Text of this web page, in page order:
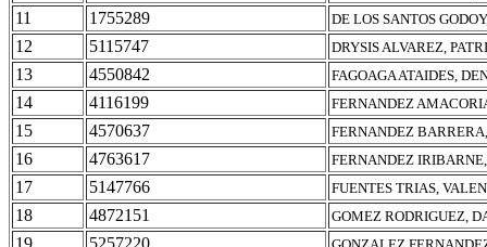
11 1755289 DE LOS SANTOS
12 5115747 DRYSIS ALVAREZ,
13 4550842 FAGOAGA ATAIDES,
14 4116199 FERNANDEZ
15 4570637 FERNANDEZ
16 4763617 FERNANDEZ
17 5147766 FUENTES TRIAS,
18 4872151 GOMEZ RODRIGUEZ,
19 5257220